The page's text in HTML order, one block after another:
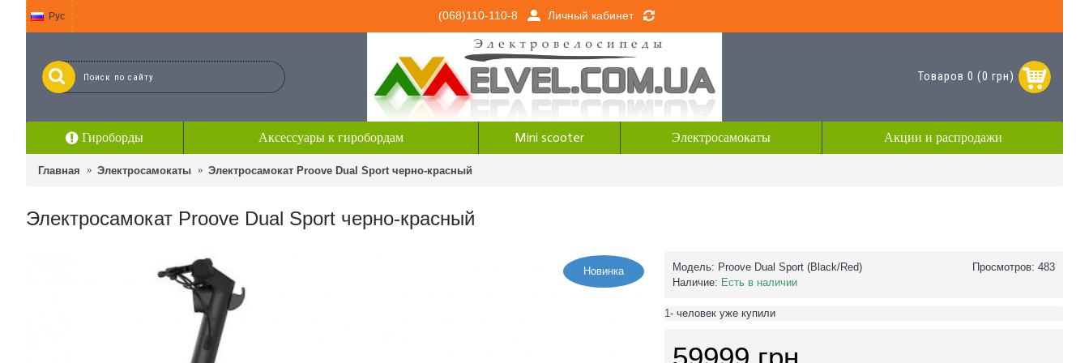
(068)110-110-8 Личный кабинет
Рус
Товаров 0 (0 грн)
Гироборды Аксессуары к гиробордам Mini scooter Электросамокаты Акции и распродажи
Главная Электросамокаты Электросамокат Proove Dual Sport черно-красный
Электросамокат Proove Dual Sport черно-красный
Новинка Просмотров: 483
Модель: Proove Dual Sport (Black/Red)
Наличие: Есть в наличии
1- человек уже купили